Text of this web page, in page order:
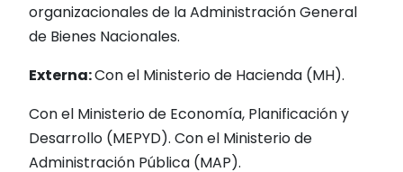
organizacionales de la Administración General
de Bienes Nacionales.
Externa:Con el Ministerio de Hacienda (MH).
Con el Ministerio de Economía, Planificación y
Desarrollo (MEPYD). Con el Ministerio de
Administración Pública (MAP).